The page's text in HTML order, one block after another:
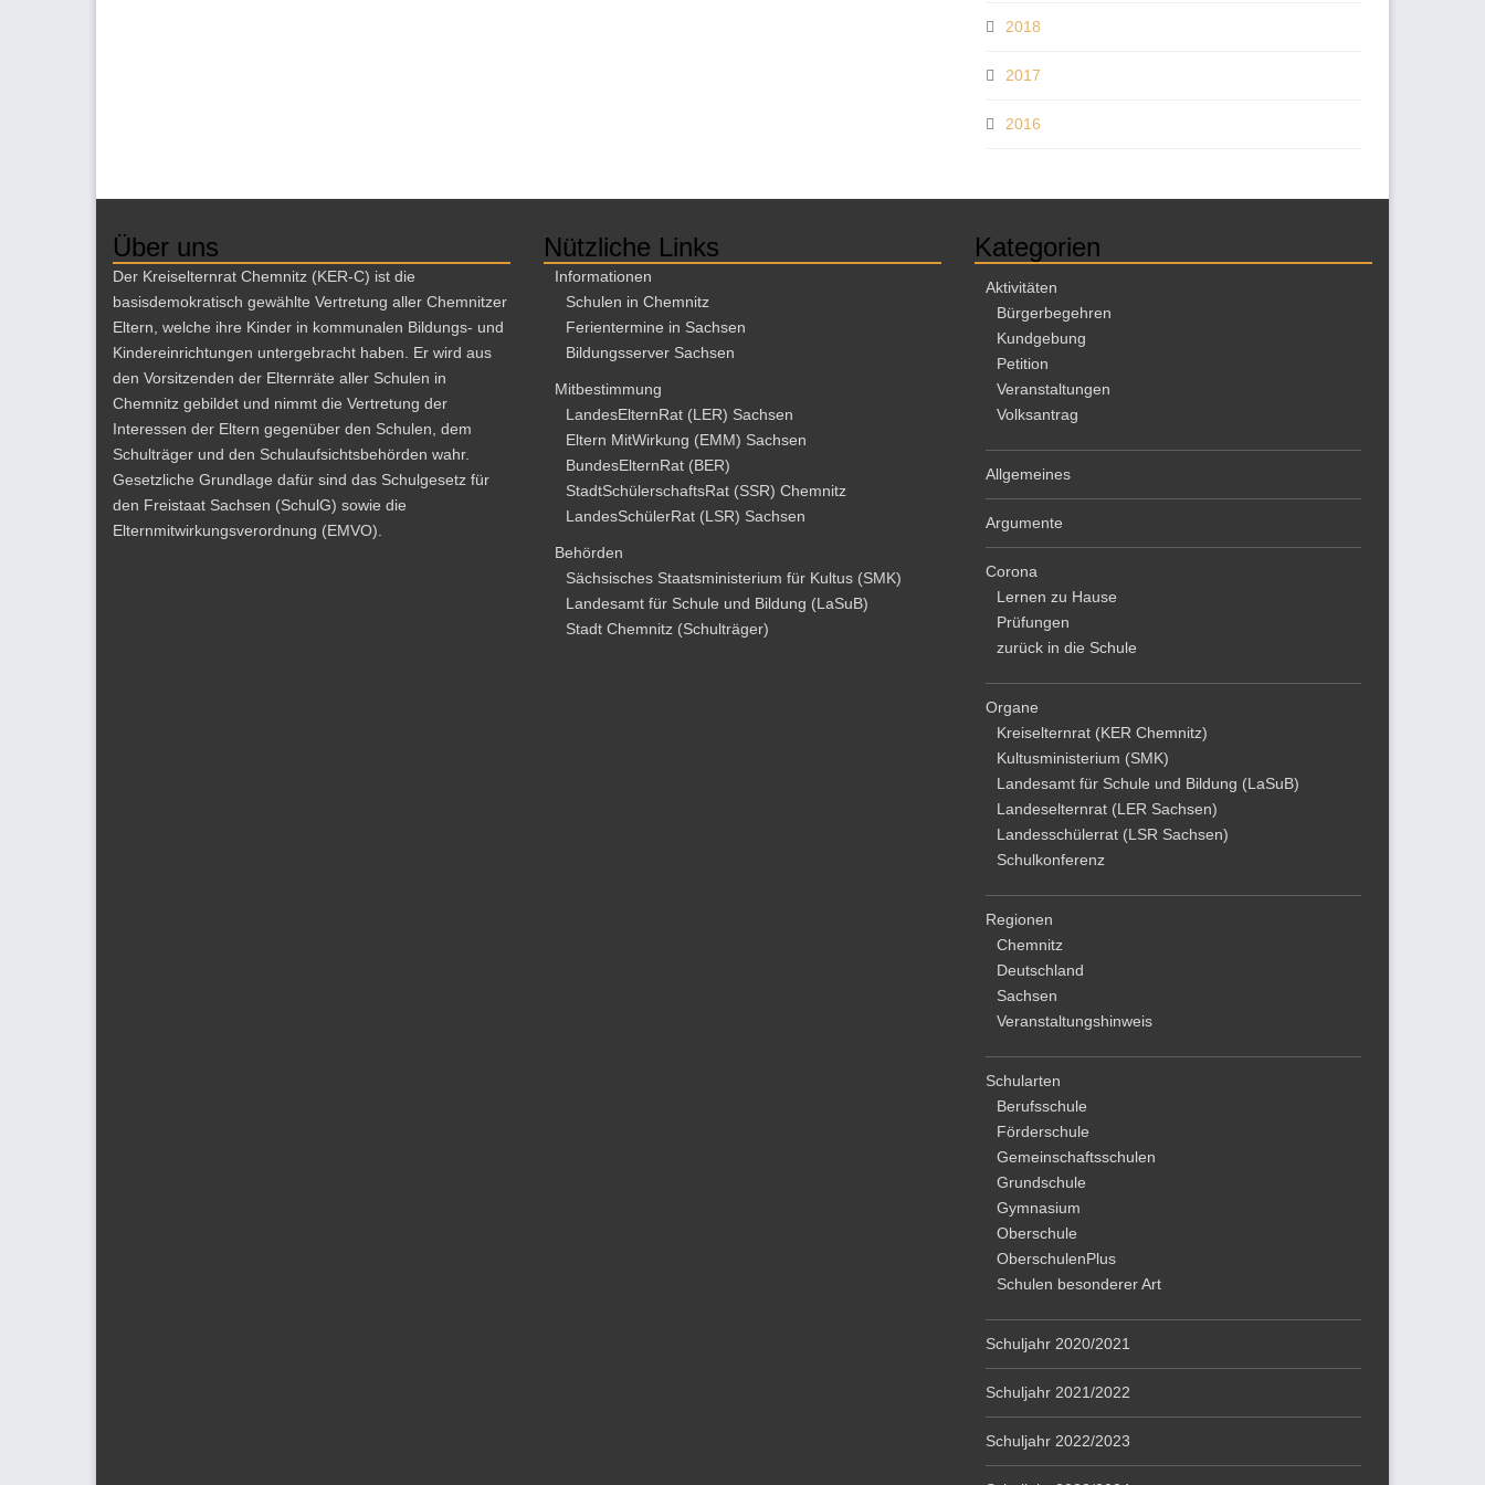
2018
2017
2016
Über uns
Der Kreiselternrat Chemnitz (KER-C) ist die
basisdemokratisch gewählte Vertretung aller Chemnitzer
Eltern, welche ihre Kinder in kommunalen Bildungs- und
Kindereinrichtungen untergebracht haben. Er wird aus
den Vorsitzenden der Elternräte aller Schulen in
Chemnitz gebildet und nimmt die Vertretung der
Interessen der Eltern gegenüber den Schulen, dem
Schulträger und den Schulaufsichtsbehörden wahr.
Gesetzliche Grundlage dafür sind das Schulgesetz für
den Freistaat Sachsen (SchulG) sowie die
Elternmitwirkungsverordnung (EMVO).
Nützliche Links
Informationen
Schulen in Chemnitz
Ferientermine in Sachsen
Bildungsserver Sachsen
Mitbestimmung
LandesElternRat (LER) Sachsen
Eltern MitWirkung (EMM) Sachsen
BundesElternRat (BER)
StadtSchülerschaftsRat (SSR) Chemnitz
LandesSchülerRat (LSR) Sachsen
Behörden
Sächsisches Staatsministerium für Kultus (SMK)
Landesamt für Schule und Bildung (LaSuB)
Stadt Chemnitz (Schulträger)
Kategorien
Aktivitäten
Bürgerbegehren
Kundgebung
Petition
Veranstaltungen
Volksantrag
Allgemeines
Argumente
Corona
Lernen zu Hause
Prüfungen
zurück in die Schule
Organe
Kreiselternrat (KER Chemnitz)
Kultusministerium (SMK)
Landesamt für Schule und Bildung (LaSuB)
Landeselternrat (LER Sachsen)
Landesschülerrat (LSR Sachsen)
Schulkonferenz
Regionen
Chemnitz
Deutschland
Sachsen
Veranstaltungshinweis
Schularten
Berufsschule
Förderschule
Gemeinschaftsschulen
Grundschule
Gymnasium
Oberschule
OberschulenPlus
Schulen besonderer Art
Schuljahr 2020/2021
Schuljahr 2021/2022
Schuljahr 2022/2023